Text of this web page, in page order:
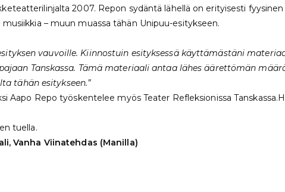
2007. Repon sydäntä lähellä on erityisesti
– muun muassa tähän Unipuu-esitykseen.
vauvoille. Kiinnostuin esityksessä käyttämästäni
Tanskassa. Tämä materiaali antaa lähes äärettömän
tähän esitykseen.”
Aapo Repo työskentelee myös Teater Refleksionissa
tuella.
Vanha Viinatehdas (Manilla)